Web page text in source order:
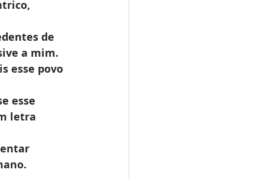
de
a mim.
esse povo
esse
letra